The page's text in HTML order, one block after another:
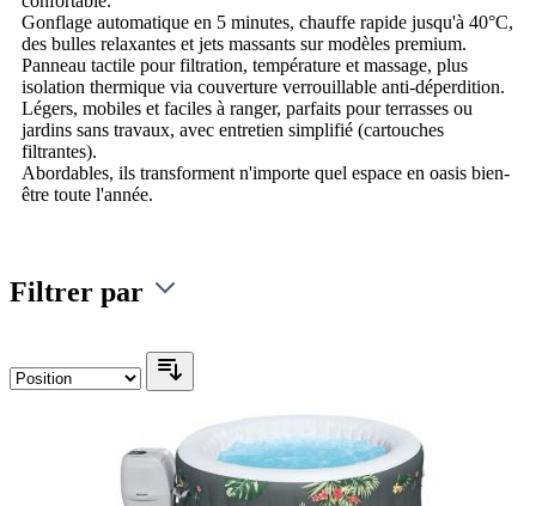
Gonflage automatique en 5 minutes, chauffe rapide jusqu'à 40°C,
des bulles relaxantes et jets massants sur modèles premium.
Panneau tactile pour filtration, température et massage, plus
isolation thermique via couverture verrouillable anti-déperdition.
Légers, mobiles et faciles à ranger, parfaits pour terrasses ou
jardins sans travaux, avec entretien simplifié (cartouches
filtrantes).
Abordables, ils transforment n'importe quel espace en oasis bien-
être toute l'année.
Filtrer par